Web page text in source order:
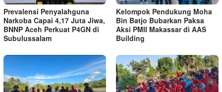
Prevalensi Penyalahguna
Narkoba Capai 4,17 Juta Jiwa,
BNNP Aceh Perkuat P4GN di
Subulussalam
Kelompok Pendukung Moha
Bin Batjo Bubarkan Paksa
Aksi PMII Makassar di AAS
Building